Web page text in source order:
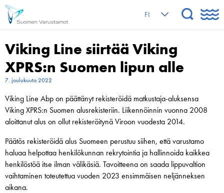
FI
Viking Line siirtää Viking
XPRS:n Suomen lipun alle
7. joulukuuta 2022
Viking Line Abp on päättänyt rekisteröidä matkustaja-aluksensa
Viking XPRS:n Suomen alusrekisteriin. Liikennöinnin vuonna 2008
aloittanut alus on ollut rekisteröitynä Viroon vuodesta 2014.
Päätös rekisteröidä alus Suomeen perustuu siihen, että varustamo
haluaa helpottaa henkilökunnan rekrytointia ja hallinnoida kaikkea
henkilöstöä itse ilman välikäsiä. Tavoitteena on saada lippuvaltion
vaihtaminen toteutettua vuoden 2023 ensimmäisen neljänneksen
aikana.